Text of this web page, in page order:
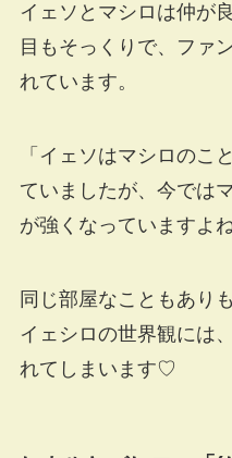
イェソとマシロは仲が
目もそっくりで、ファ
れています。
「イェソはマシロのこ
ていましたが、今では
が強くなっていますよ
同じ部屋なこともあり
イェシロの世界観には
れてしまいます♡